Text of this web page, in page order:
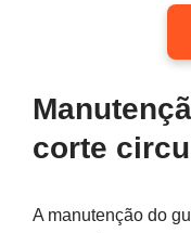
corte
A manutenção do